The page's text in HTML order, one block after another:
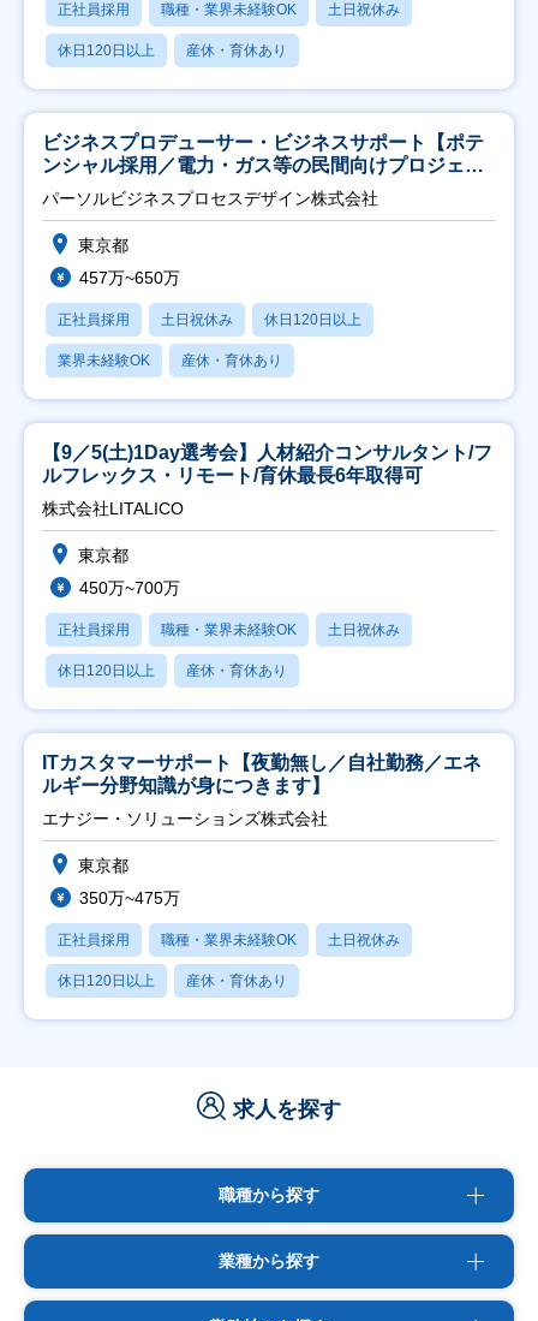
正社員採用 職種・業界未経験OK 土日祝休み
休日120日以上 産休・育休あり
ビジネスプロデューサー・ビジネスサポート【ポテ
ンシャル採用／電力・ガス等の民間向けプロジェク
ト推進】
パーソルビジネスプロセスデザイン株式会社
東京都
457万~650万
正社員採用 土日祝休み 休日120日以上
業界未経験OK 産休・育休あり
【9／5(土)1Day選考会】人材紹介コンサルタント/フ
ルフレックス・リモート/育休最長6年取得可
株式会社LITALICO
東京都
450万~700万
正社員採用 職種・業界未経験OK 土日祝休み
休日120日以上 産休・育休あり
ITカスタマーサポート【夜勤無し／自社勤務／エネ
ルギー分野知識が身につきます】
エナジー・ソリューションズ株式会社
東京都
350万~475万
正社員採用 職種・業界未経験OK 土日祝休み
休日120日以上 産休・育休あり
求人を探す
職種から探す
業種から探す